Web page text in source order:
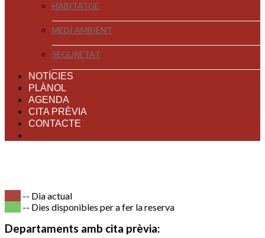
HABITATGE
MEDI AMBIENT
SEGURETAT
NOTÍCIES
PLÀNOL
AGENDA
CITA PRÈVIA
CONTACTE
-- Dia actual
-- Dies disponibles per a fer la reserva
Departaments amb cita prèvia: